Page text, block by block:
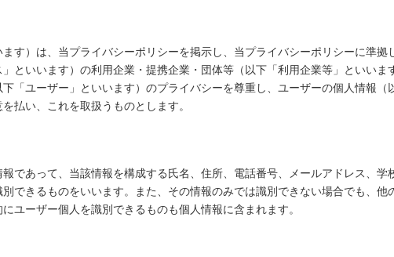
す）は、当プライバシーポリシーを掲示し、当プライバシーポリシーに準拠
といいます）の利用企業・提携企業・団体等（以下「利用企業等」といいま
「ユーザー」といいます）のプライバシーを尊重し、ユーザーの個人情報（
払い、これを取扱うものとします。
であって、当該情報を構成する氏名、住所、電話番号、メールアドレス、学
できるものをいいます。また、その情報のみでは識別できない場合でも、他
ユーザー個人を識別できるものも個人情報に含まれます。